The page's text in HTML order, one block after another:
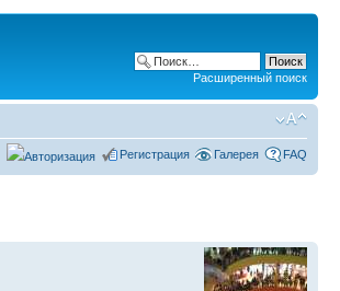
Расширенный поиск
Регистрация Галерея FAQ